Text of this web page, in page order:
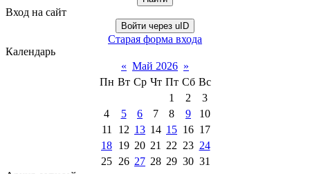
Вход на сайт
Войти через uID
Старая форма входа
Календарь
« Май 2026 »
Пн Вт Ср Чт Пт Сб Вс
1
2
3
4
5 6 7 8 9
10
11
12 13 14 15 16 17
18 19 20 21 22 23 24
25 26 27 28 29 30 31